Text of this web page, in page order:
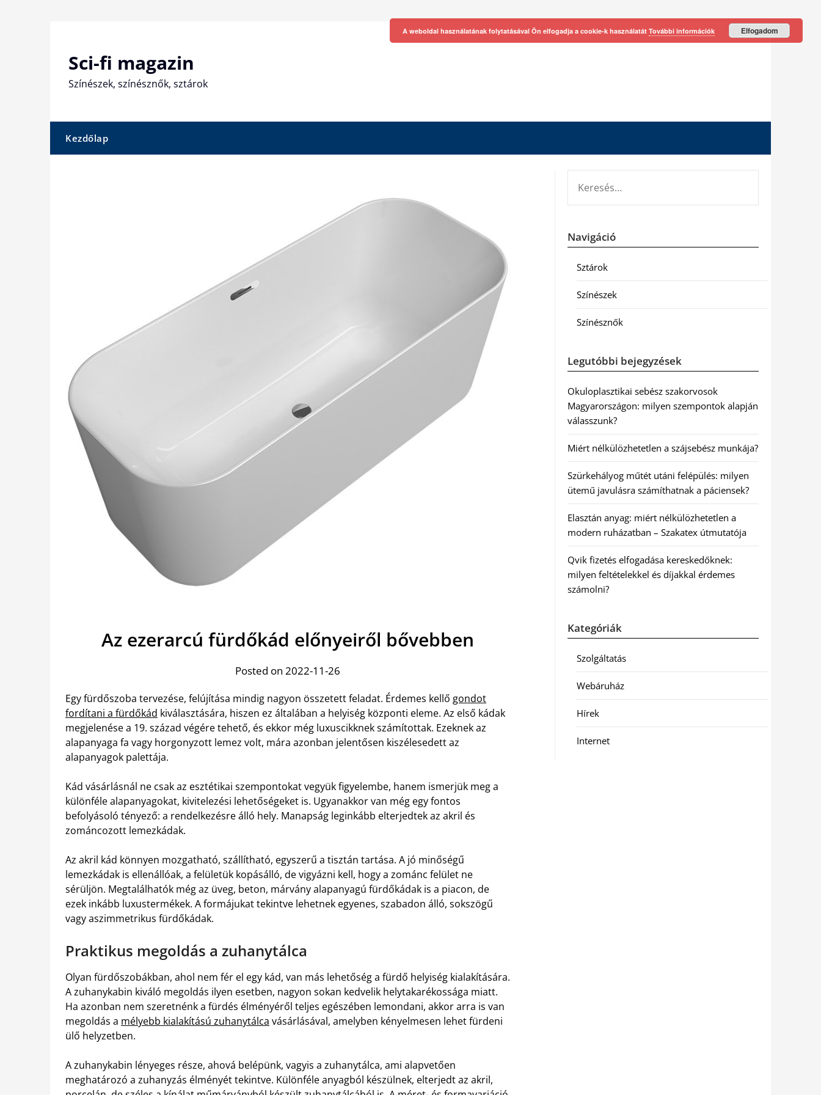
Sci-fi magazin
Színészek, színésznők, sztárok
Kezdőlap
Az ezerarcú fürdőkád előnyeiről bővebben
Posted on 2022-11-26
Egy fürdőszoba tervezése, felújítása mindig nagyon összetett feladat. Érdemes kellő gondot
fordítani a fürdőkád kiválasztására, hiszen ez általában a helyiség központi eleme. Az első kádak
megjelenése a 19. század végére tehető, és ekkor még luxuscikknek számítottak. Ezeknek az
alapanyaga fa vagy horgonyzott lemez volt, mára azonban jelentősen kiszélesedett az
alapanyagok palettája.
Kád vásárlásnál ne csak az esztétikai szempontokat vegyük figyelembe, hanem ismerjük meg a
különféle alapanyagokat, kivitelezési lehetőségeket is. Ugyanakkor van még egy fontos
befolyásoló tényező: a rendelkezésre álló hely. Manapság leginkább elterjedtek az akril és
zománcozott lemezkádak.
Az akril kád könnyen mozgatható, szállítható, egyszerű a tisztán tartása. A jó minőségű
lemezkádak is ellenállóak, a felületük kopásálló, de vigyázni kell, hogy a zománc felület ne
sérüljön. Megtalálhatók még az üveg, beton, márvány alapanyagú fürdőkádak is a piacon, de
ezek inkább luxustermékek. A formájukat tekintve lehetnek egyenes, szabadon álló, sokszögű
vagy aszimmetrikus fürdőkádak.
Praktikus megoldás a zuhanytálca
Olyan fürdőszobákban, ahol nem fér el egy kád, van más lehetőség a fürdő helyiség kialakítására.
A zuhanykabin kiváló megoldás ilyen esetben, nagyon sokan kedvelik helytakarékossága miatt.
Ha azonban nem szeretnénk a fürdés élményéről teljes egészében lemondani, akkor arra is van
megoldás a mélyebb kialakítású zuhanytálca vásárlásával, amelyben kényelmesen lehet fürdeni
ülő helyzetben.
A zuhanykabin lényeges része, ahová belépünk, vagyis a zuhanytálca, ami alapvetően
meghatározó a zuhanyzás élményét tekintve. Különféle anyagból készülnek, elterjedt az akril,
Navigáció
Sztárok
Színészek
Színésznők
Legutóbbi bejegyzések
Okuloplasztikai sebész szakorvosok
Magyarországon: milyen szempontok alapján
válasszunk?
Miért nélkülözhetetlen a szájsebész munkája?
Szürkehályog műtét utáni felépülés: milyen
ütemű javulásra számíthatnak a páciensek?
Elasztán anyag: miért nélkülözhetetlen a
modern ruházatban – Szakatex útmutatója
Qvik fizetés elfogadása kereskedőknek:
milyen feltételekkel és díjakkal érdemes
számolni?
Kategóriák
Szolgáltatás
Webáruház
Hírek
Internet
A weboldal használatának folytatásával Ön elfogadja a cookie-k használatát További információk Elfogadom